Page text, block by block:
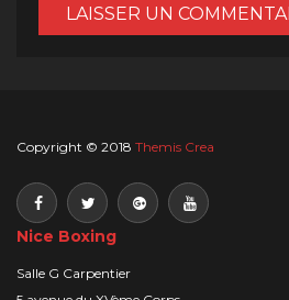
Copyright © 2018 Themis Crea
Nice Boxing
Salle G Carpentier